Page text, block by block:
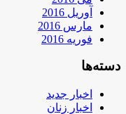
آوریل 2016
مارس 2016
فوریه 2016
دسته‌ها
اخبار جدید
اخبار زنان